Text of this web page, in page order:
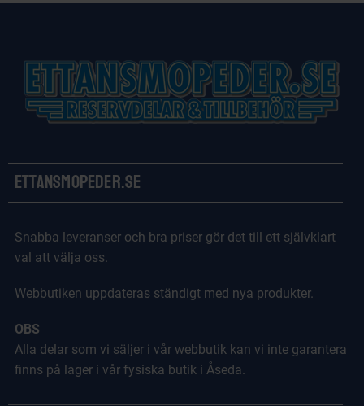
Ettansmopeder.se
Snabba leveranser och bra priser gör det till ett självklart
val att välja oss.
Webbutiken uppdateras ständigt med nya produkter.
OBS
Alla delar som vi säljer i vår webbutik kan vi inte garantera
finns på lager i vår fysiska butik i Åseda.